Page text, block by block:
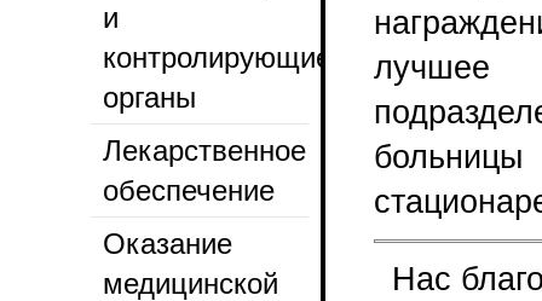
и
контролирующие
органы
Лекарственное
обеспечение
Оказание
медицинской
лучшее
Нас